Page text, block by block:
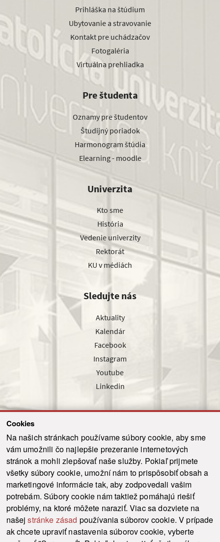
Cookies
Na našich stránkach používame súbory cookie, aby sme
vám umožnili čo najlepšie prezeranie internetových
stránok a mohli zlepšovať naše služby. Pokiaľ prijmete
všetky súbory cookie, umožní nám to prispôsobiť obsah a
marketingové informácie tak, aby zodpovedali vašim
potrebám. Súbory cookie nám taktiež pomáhajú riešiť
problémy, na ktoré môžete naraziť. Viac sa dozviete na
našejstránke zásad používania súborov cookie. V prípade
ak chcete upraviť nastavenia súborov cookie, vyberte
Prihláška na štúdium
Ubytovanie a stravovanie
Kontakt pre uchádzačov
Fotogaléria
Virtuálna prehliadka
Pre študenta
Oznamy pre študentov
Študijný poriadok
Harmonogram štúdia
Elearning - moodle
Univerzita
Kto sme
História
Vedenie univerzity
Rektorát
KU v médiách
Sledujte nás
Aktuality
Kalendár
Facebook
Instagram
Youtube
Linkedin
Odoslať
© 2021-2026 ku.sk. Všetky práva vyhradené. | Ochrana osobných údajov
Vyhlásenie o prístupnosti | Admin